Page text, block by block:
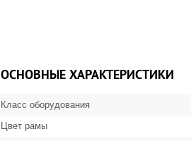
ОСНОВНЫЕ ХАРАКТЕРИСТИКИ
Класс оборудования
Цвет рамы